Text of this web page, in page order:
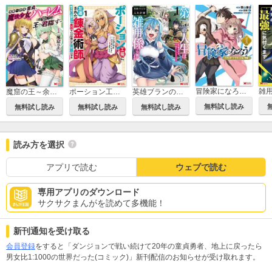
無料試し読み 無料試し読み 無料試し読み
冒険家になろう！～スキルボードでダンジョン攻略～（コミック）
無料試し読み
読み方を選択
アプリで読む ウェブで読む
専用アプリのダウンロード
サクサクまんがを読めて多機能！
新刊通知を受け取る
会員登録をすると「ダンジョンで戦い続けて20年の童貞勇者、地上に戻ったら
男女比1:1000の世界だった(コミック)」新刊配信のお知らせが受け取れます。